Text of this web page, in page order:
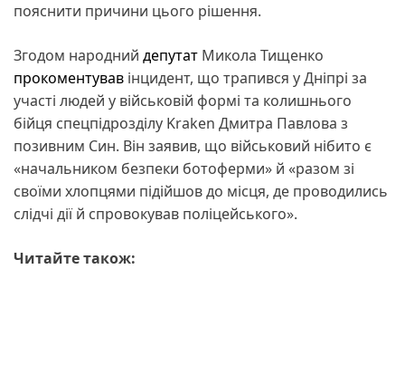
пояснити причини цього рішення.
Згодом народний депутат Микола Тищенко
прокоментував інцидент, що трапився у Дніпрі за
участі людей у військовій формі та колишнього
бійця спецпідрозділу Kraken Дмитра Павлова з
позивним Син. Він заявив, що військовий нібито є
«начальником безпеки ботоферми» й «разом зі
своїми хлопцями підійшов до місця, де проводились
слідчі дії й спровокував поліцейського».
Читайте також: